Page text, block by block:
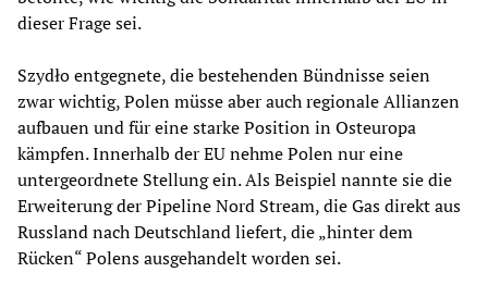
dieser Frage sei.
Szydło entgegnete, die bestehenden Bündnisse seien
zwar wichtig, Polen müsse aber auch regionale Allianzen
aufbauen und für eine starke Position in Osteuropa
kämpfen. Innerhalb der EU nehme Polen nur eine
untergeordnete Stellung ein. Als Beispiel nannte sie die
Erweiterung der Pipeline Nord Stream, die Gas direkt aus
Russland nach Deutschland liefert, die „hinter dem
Rücken“ Polens ausgehandelt worden sei.